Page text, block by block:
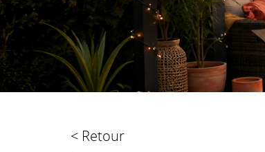
< Retour